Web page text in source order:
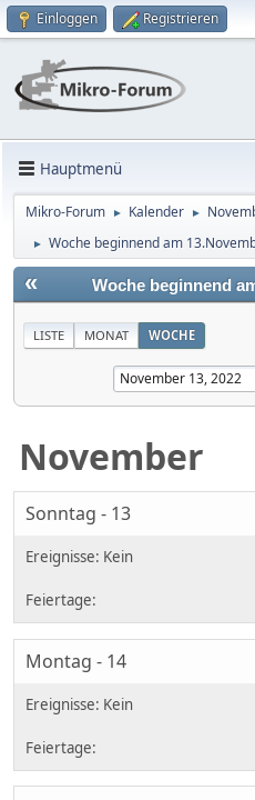
Einloggen Registrieren
Hauptmenü
Mikro-Forum ► Kalender ►
► Woche beginnend am
« Woche beginnend
LISTE MONAT WOCHE
November
Sonntag - 13
Montag - 14